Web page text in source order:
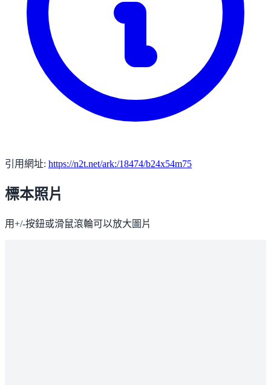
引用網址: https://n2t.net/ark:/18474/b24x54m75
標本照片
用+/-按鈕或滑鼠滾輪可以放大圖片